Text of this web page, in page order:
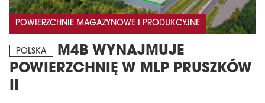
POWIERZCHNIE MAGAZYNOWE I PRODUKCYJNE
POLSKA
M4B WYNAJMUJE
POWIERZCHNIĘ W MLP PRUSZKÓW
II